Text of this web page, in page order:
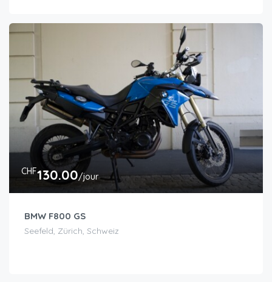
CHF130.00/jour
BMW F800 GS
Seefeld, Zürich, Schweiz